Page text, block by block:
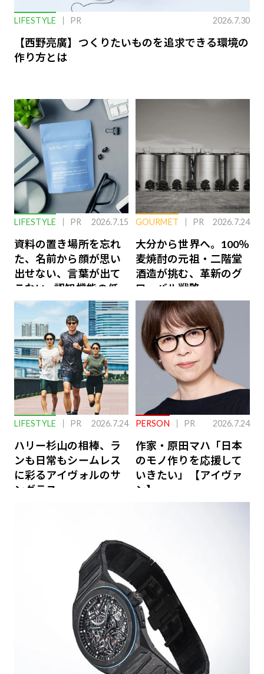
LIFESTYLE PR 2026.7.30
【西野亮廣】つくりたいものを追求できる環境の
作り方とは
LIFESTYLE PR 2026.7.15
資料の置き場所を忘れ
た、名前から顔が思い
出せない、言葉が出て
こない…認知機能の低
下を救う、脳のインナ
ーケアとは
GOURMET PR 2026.7.24
大分から世界へ。100％
麦焼酎の元祖・二階堂
酒造が挑む、革新のグ
ローバル戦略
LIFESTYLE PR 2026.7.24
ハリー杉山の相棒、ラ
ンも日常もシームレス
に彩るアイヴォルのサ
ングラス
PERSON PR 2026.7.24
作家・原田マハ「日本
のモノ作りを応援して
いきたい」【アイヴァ
ン】